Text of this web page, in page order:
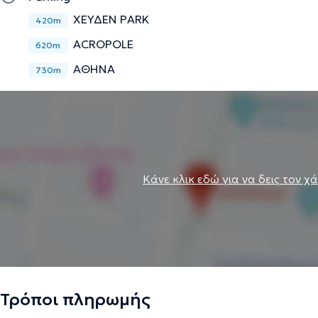
420m ΧΕΥΔΕΝ PARK
620m ACROPOLE
730m ΑΘΗΝΑ
Κάνε κλικ εδώ για να δεις τον
Τρόποι πληρωμής